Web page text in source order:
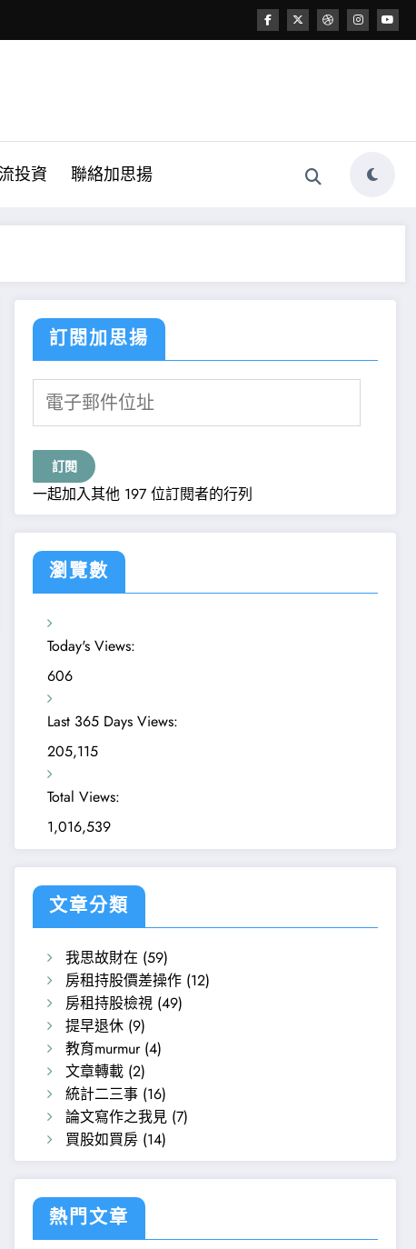
投資 聯絡加思揚
訂閱加思揚
件
位
訂閱
一起加入其他 197 位訂閱者的行列
瀏覽數
Today's Views:
606
Last 365 Days Views:
205,115
Total Views:
1,016,539
文章分類
我思故財在 (59)
房租持股價差操作 (12)
房租持股檢視 (49)
提早退休 (9)
教育murmur(4)
文章轉載 (2)
統計二三事 (16)
論文寫作之我見 (7)
買股如買房 (14)
熱門文章